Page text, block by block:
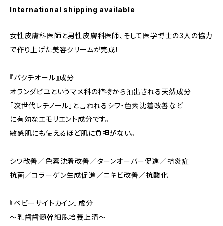
International shipping available
女性皮膚科医師と男性皮膚科医師、そして医学博士の3人の協力
で作り上げた美容クリームが完成！
『バクチオール』成分
オランダビユというマメ科の植物から抽出される天然成分
「次世代レチノール」と言われるシワ・色素沈着改善など
に有効なエモリエント成分です。
敏感肌にも使えるほど肌に負担がない。
シワ改善／色素沈着改善／ターンオーバー促進／抗炎症
抗菌／コラーゲン生成促進／ニキビ改善／抗酸化
『ベビーサイトカイン』成分
〜乳歯歯髄幹細胞培養上清〜